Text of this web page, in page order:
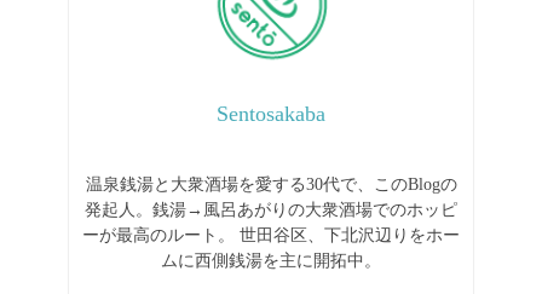
Sentosakaba
温泉銭湯と大衆酒場を愛する30代で、このBlogの
発起人。銭湯→風呂あがりの大衆酒場でのホッピ
ーが最高のルート。
世田谷区、下北沢辺りをホー
ムに西側銭湯を主に開拓中。